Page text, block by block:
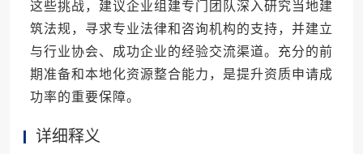
这些挑战，建议企业组建专门团队深入研究当地建
筑法规，寻求专业法律和咨询机构的支持，并建立
与行业协会、成功企业的经验交流渠道。充分的前
期准备和本地化资源整合能力，是提升资质申请成
功率的重要保障。
详细释义